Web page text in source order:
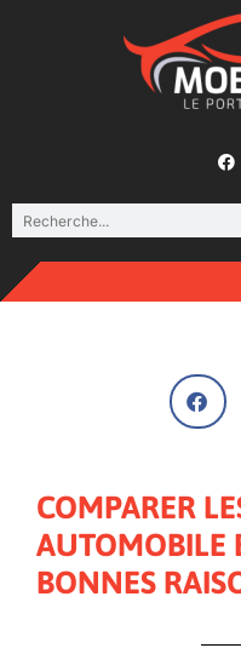
COMPARER
AUTOMOBILE
BONNES